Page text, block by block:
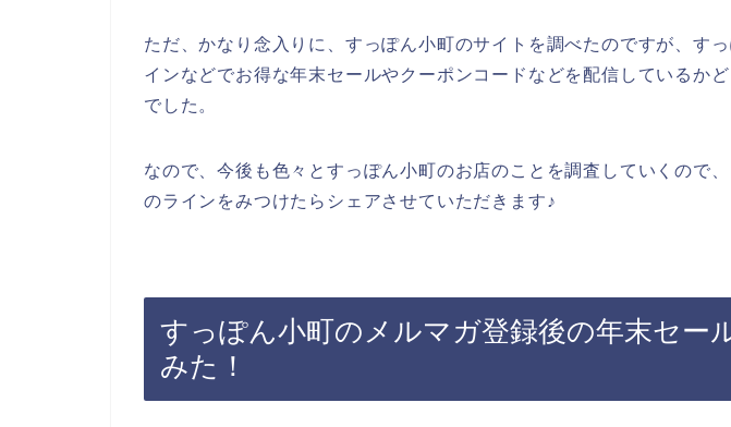
ただ、かなり念入りに、すっぽん小町のサイトを調べたのですが、す
インなどでお得な年末セールやクーポンコードなどを配信しているか
でした。
なので、今後も色々とすっぽん小町のお店のことを調査していくので
のラインをみつけたらシェアさせていただきます♪
すっぽん小町のメルマガ登録後の年末セー
みた！